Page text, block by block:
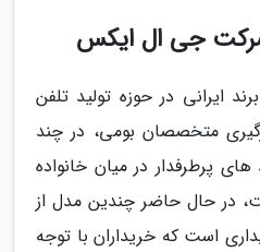
جی ال ایکس
ایرانی در حوزه تولید تلفن
متخصصان بومی، در چند
پرطرفدار در میان خانواده
در حال حاضر چندین مدل از
است که خریداران با توجه